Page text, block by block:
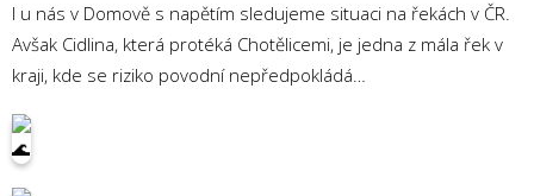
I u nás v Domově s napětím sledujeme situaci na řekách v ČR.
Avšak Cidlina, která protéká Chotělicemi, je jedna z mála řek v
kraji, kde se riziko povodní nepředpokládá…